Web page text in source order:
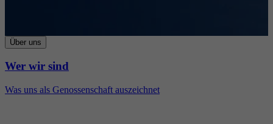
Über uns
Wer wir sind
Was uns als Genossenschaft auszeichnet